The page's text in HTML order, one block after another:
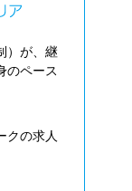
）が、継
のペース
クの求人